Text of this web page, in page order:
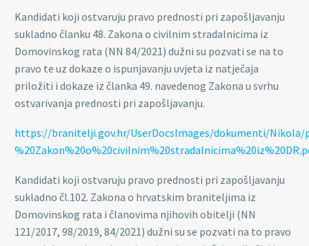
Kandidati koji ostvaruju pravo prednosti pri zapošljavanju
sukladno članku 48. Zakona o civilnim stradalnicima iz
Domovinskog rata (NN 84/2021) dužni su pozvati se na to
pravo te uz dokaze o ispunjavanju uvjeta iz natječaja
priložiti i dokaze iz članka 49. navedenog Zakona u svrhu
ostvarivanja prednosti pri zapošljavanju.
https://branitelji.gov.hr/UserDocsImages/dokumenti/Nikola/
Kandidati koji ostvaruju pravo prednosti pri zapošljavanju
sukladno čl.102. Zakona o hrvatskim braniteljima iz
Domovinskog rata i članovima njihovih obitelji (NN
121/2017, 98/2019, 84/2021) dužni su se pozvati na to pravo